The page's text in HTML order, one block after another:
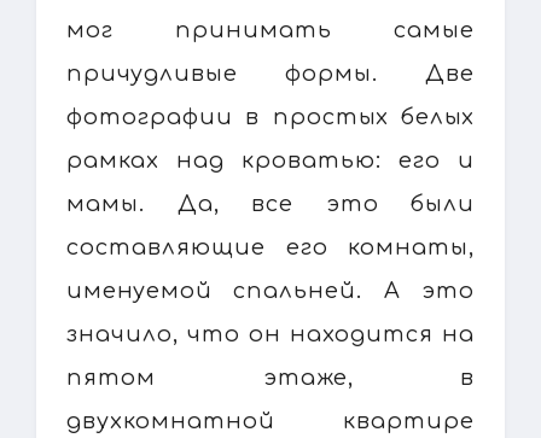
мог принимать самые
причудливые формы. Две
фотографии в простых белых
рамках над кроватью: его и
мамы. Да, все это были
составляющие его комнаты,
именуемой спальней. А это
значило, что он находится на
пятом этаже, в
двухкомнатной квартире